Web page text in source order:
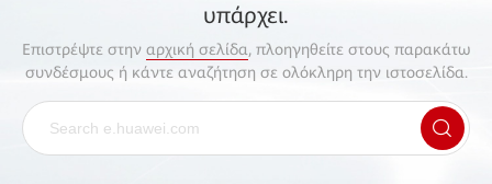
υπάρχει.
Επιστρέψτε στην αρχική σελίδα, πλοηγηθείτε στους παρακάτω
συνδέσμους ή κάντε αναζήτηση σε ολόκληρη την ιστοσελίδα.